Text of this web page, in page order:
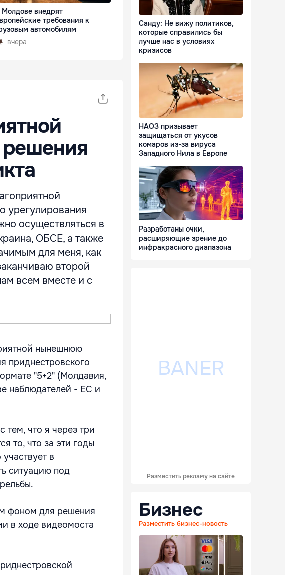
Молдове внедрят
требования к
автомобилям
вчера
решения
урегулирования
осуществляться в
ОБСЕ, а также
для меня, как
второй
всем вместе и с
нынешнюю
приднестровского
"5+2" (Молдавия,
наблюдателей - ЕС и
тем, что я через три
то, что за эти годы
в
ситуацию под
фоном для решения
в ходе видеомоста
Санду: Не вижу политиков,
которые справились бы
лучше нас в условиях
кризисов
НАОЗ призывает
защищаться от укусов
комаров из-за вируса
Западного Нила в Европе
Разработаны очки,
расширяющие зрение до
инфракрасного диапазона
Разместить рекламу на сайте
Бизнес
Разместить бизнес-новость